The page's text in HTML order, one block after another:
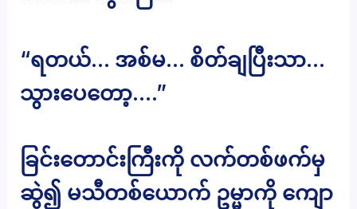
“ရတယ်… အစ်မ… စိတ်ချပြီးသာ…
သွားပေတော့….”
ခြင်းတောင်းကြီးကို လက်တစ်ဖက်မှ
ဆွဲ၍ မသီတစ်ယောက် ဥမ္မာကို ကျော